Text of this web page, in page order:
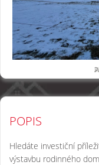
POPIS
Hledáte investiční
výstavbu rodinného